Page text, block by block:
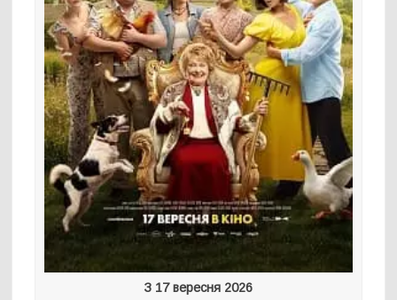
З 17 вересня 2026